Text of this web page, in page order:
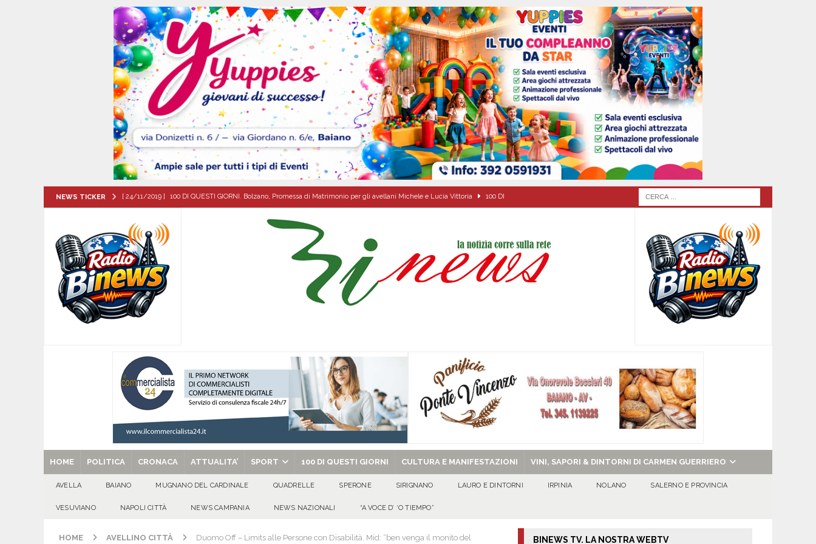
NEWS TICKER [ 24/11/2019 ] 100 DI QUESTI GIORNI. Bolzano, Promessa di Matrimonio per gli avellani Michele e Lucia Vittoria 100 DI
[ 09/08/2026 ] Baiano, incidente stradale: motociclista finisce in un canale dopo l’impatto con un’auto
[ 09/08/2026 ] Trasformazione di ABC Napoli in s.p.a.: il PD di Serino dice NO! «L’acqua nasce a Serino: pretendiamo
coinvolgimento societario e royalty ambientali al fianco dell’amministrazione comunale» EVIDENZA
[ 09/08/2026 ] Tanti auguri a Raffaella Navarretta di Quadrelle per i suoi 50 ann
[ 09/08/2026 ]
[ 29/08/2025 ] SANT’Oggi. Venerdì 29 agosto la chiesa celebra il Martirio di san Giovanni Battista e santa Sabina
HOME POLITICA CRONACA ATTUALITA’ SPORT 100 DI QUESTI GIORNI CULTURA E MANIFESTAZIONI VINI, SAPORI & DINTORNI DI CARMEN GUERRIERO
AVELLA BAIANO MUGNANO DEL CARDINALE QUADRELLE SPERONE SIRIGNANO LAURO E DINTORNI IRPINIA NOLANO SALERNO E PROVINCIA
VESUVIANO NAPOLI CITTÀ NEWS CAMPANIA NEWS NAZIONALI “A VOCE D’ ‘O TIEMPO”
HOME AVELLINO CITTÀ Duomo Off – Limits alle Persone con Disabilità. Mid: “ben venga il monito del BINEWS TV. LA NOSTRA WEBTV